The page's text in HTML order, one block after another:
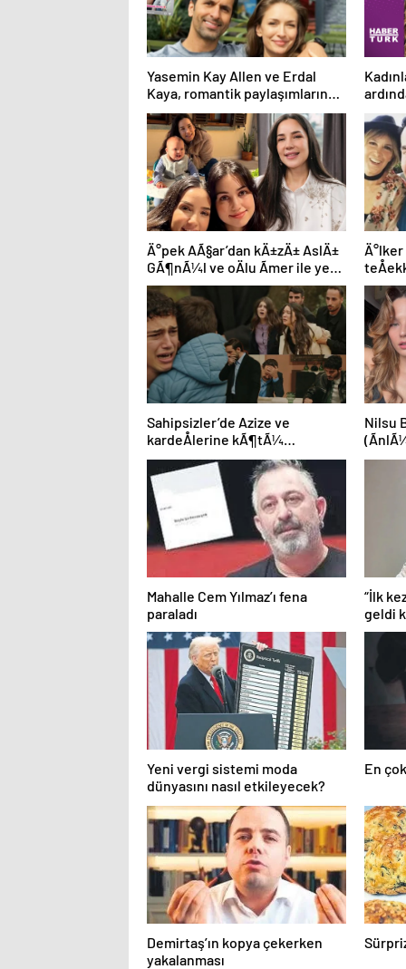
Yasemin Kay Allen ve Erdal
Kaya, romantik paylaşımlarına
devam ediyor
ve
Ä°pek AÃ§ar’dan kÄ±zÄ± AslÄ±
GÃ¶nÃ¼l ve oÄlu Ãmer ile yeni
kare
Ä°lker
Sahipsizler’de Azize ve
kardeÅlerine kÃ¶tÃ¼
sÃ¼rpriz! “KoÅ yetiÅ Devran”
Nilsu
Mahalle Cem Yılmaz’ı fena
paraladı
“İlk
geldi
Yeni vergi sistemi moda
dünyasını nasıl etkileyecek?
En
Demirtaş’ın kopya çekerken
yakalanması